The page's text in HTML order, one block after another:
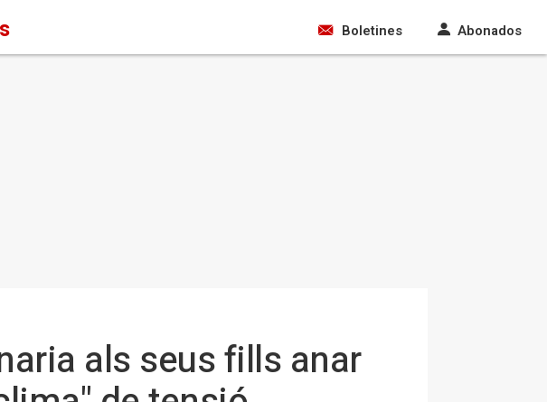
Boletines Abonados
als seus fills anar